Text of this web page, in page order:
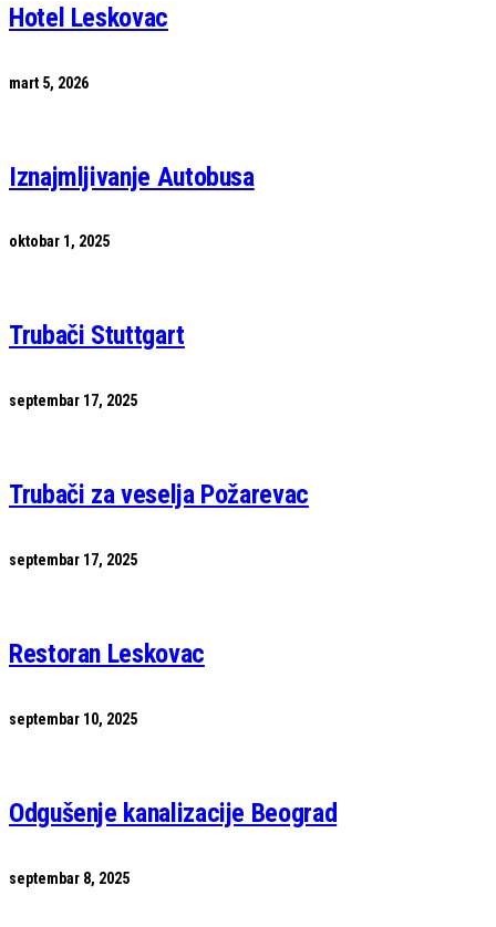
Hotel Leskovac
mart 5, 2026
Iznajmljivanje Autobusa
oktobar 1, 2025
Trubači Stuttgart
septembar 17, 2025
Trubači za veselja Požarevac
septembar 17, 2025
Restoran Leskovac
septembar 10, 2025
Odgušenje kanalizacije Beograd
septembar 8, 2025